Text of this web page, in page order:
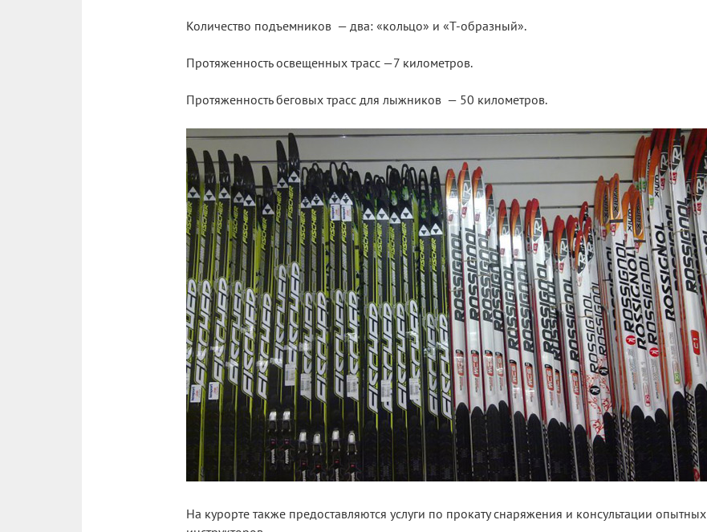
Количество подъемников — два: «кольцо» и «Т-образный».
Протяженность освещенных трасс —7 километров.
Протяженность беговых трасс для лыжников — 50 километров.
На курорте также предоставляются услуги по прокату снаряжения и консультации опытных